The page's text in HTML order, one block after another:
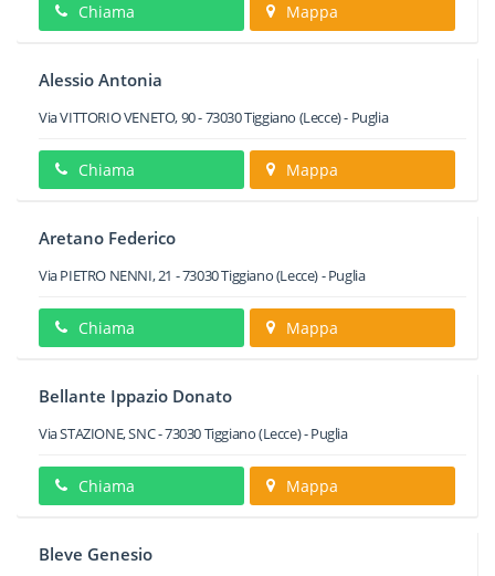
Chiama Mappa
Alessio Antonia
Via VITTORIO VENETO, 90-73030Tiggiano (Lecce) - Puglia
Chiama Mappa
Aretano Federico
Via PIETRO NENNI, 21 -73030Tiggiano(Lecce) -Puglia
Chiama Mappa
Bellante Ippazio Donato
Via STAZIONE, SNC-73030Tiggiano(Lecce) -Puglia
Chiama Mappa
Bleve Genesio